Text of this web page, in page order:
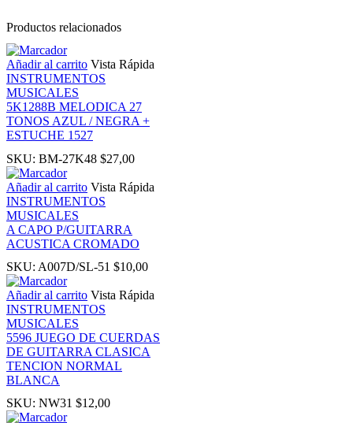
panel
panel
panel
Panel
Panel
Productos relacionados
Añadir al carrito Vista Rápida
INSTRUMENTOS
MUSICALES
5K1288B MELODICA 27
TONOS AZUL / NEGRA +
ESTUCHE 1527
SKU: BM-27K48 $27,00
Añadir al carrito Vista Rápida
INSTRUMENTOS
MUSICALES
A CAPO P/GUITARRA
ACUSTICA CROMADO
SKU: A007D/SL-51 $10,00
Añadir al carrito Vista Rápida
INSTRUMENTOS
MUSICALES
5596 JUEGO DE CUERDAS
DE GUITARRA CLASICA
TENCION NORMAL
BLANCA
SKU: NW31 $12,00